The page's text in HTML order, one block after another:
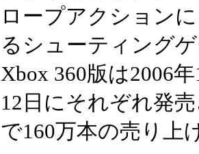
ロープアクション
るシューティング
Xbox 360版は2006
12日にそれぞれ発
で160万本の売り上